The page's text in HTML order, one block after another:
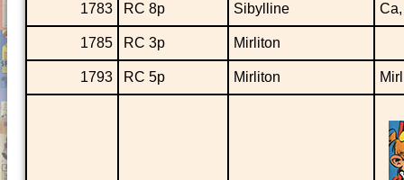
1783 RC 8p Sibylline Ca,
1785 RC 3p Mirliton
1793 RC 5p Mirliton